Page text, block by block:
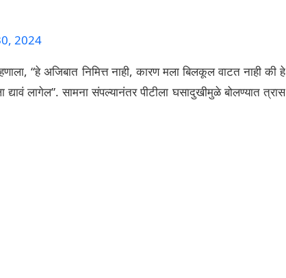
2024
“हे अजिबात निमित्त नाही, कारण मला बिलकूल वाटत नाही की हे
लागेल”. सामना संपल्यानंतर पीटीला घसादुखीमुळे बोलण्यात त्रास